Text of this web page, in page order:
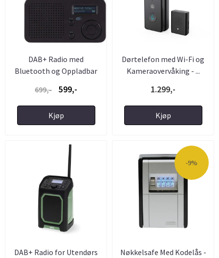
DAB+ Radio med
Bluetooth og Oppladbar
699,- 599,-
Kjøp
Dørtelefon med Wi-Fi og
Kameraovervåking - ...
1.299,-
Kjøp
DAB+ Radio for Utendørs
-9%
Nøkkelsafe Med Kodelås -